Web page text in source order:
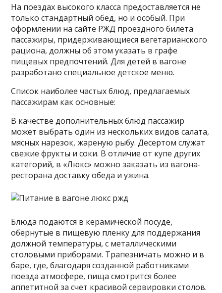
На поездах высокого класса предоставляется не
только стандартный обед, но и особый. При
оформлении на сайте РЖД проездного билета
пассажиры, придерживающиеся вегетарианского
рациона, должны об этом указать в графе
пищевых предпочтений. Для детей в вагоне
разработано специальное детское меню.
Список наиболее частых блюд, предлагаемых
пассажирам как основные:
В качестве дополнительных блюд пассажир
может выбрать один из нескольких видов салата,
мясных нарезок, жареную рыбу. Десертом служат
свежие фрукты и соки. В отличие от купе других
категорий, в «Люкс» можно заказать из вагона-
ресторана доставку обеда и ужина.
Блюда подаются в керамической посуде,
обернутые в пищевую пленку для поддержания
должной температуры, с металлическими
столовыми приборами. Трапезничать можно и в
баре, где, благодаря созданной работниками
поезда атмосфере, пища смотрится более
аппетитной за счет красивой сервировки столов.